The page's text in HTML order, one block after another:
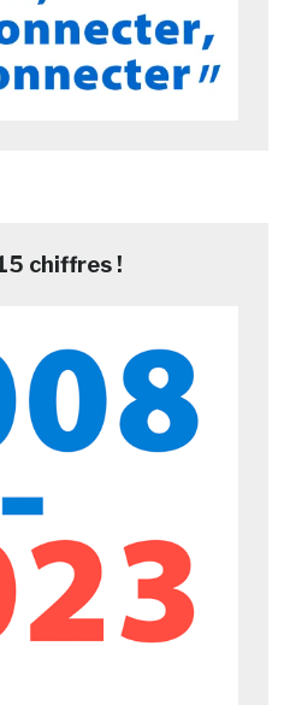
chiffres !